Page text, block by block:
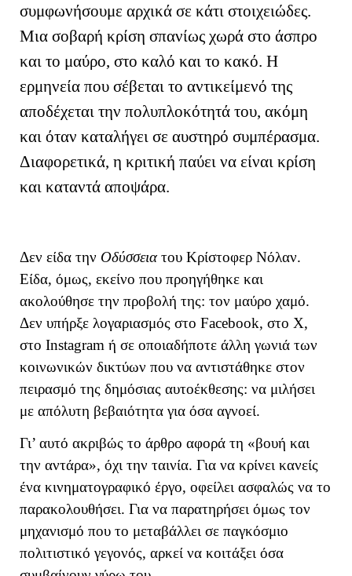
συμφωνήσουμε αρχικά σε κάτι στοιχειώδες.
Μια σοβαρή κρίση σπανίως χωρά στο άσπρο
και το μαύρο, στο καλό και το κακό. Η
ερμηνεία που σέβεται το αντικείμενό της
αποδέχεται την πολυπλοκότητά του, ακόμη
και όταν καταλήγει σε αυστηρό συμπέρασμα.
Διαφορετικά, η κριτική παύει να είναι κρίση
και καταντά αποψάρα.
Δεν είδα την Οδύσσειατου Κρίστοφερ Νόλαν.
Είδα, όμως, εκείνο που προηγήθηκε και
ακολούθησε την προβολή της: τον μαύρο χαμό.
Δεν υπήρξε λογαριασμός στο Facebook, στο X,
στο Instagram ή σε οποιαδήποτε άλλη γωνιά των
κοινωνικών δικτύων που να αντιστάθηκε στον
πειρασμό της δημόσιας αυτοέκθεσης: να μιλήσει
με απόλυτη βεβαιότητα για όσα αγνοεί.
Γι’ αυτό ακριβώς το άρθρο αφορά τη «βουή και
την αντάρα», όχι την ταινία. Για να κρίνει κανείς
ένα κινηματογραφικό έργο, οφείλει ασφαλώς να το
παρακολουθήσει. Για να παρατηρήσει όμως τον
μηχανισμό που το μεταβάλλει σε παγκόσμιο
πολιτιστικό γεγονός, αρκεί να κοιτάξει όσα